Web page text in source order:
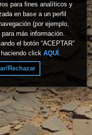
para fines analíticos y
en base a un perfil
(por ejemplo,
para más información.
el botón “ACEPTAR”
click AQUÍ .
Rechazar